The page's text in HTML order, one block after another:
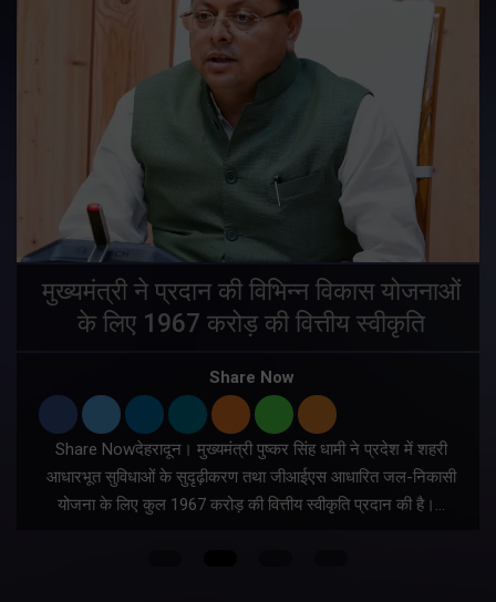
मुख्यमंत्री ने प्रदान की विभिन्न विकास योजनाओं
के लिए 1967 करोड़ की वित्तीय स्वीकृति
Share Now
Share Nowदेहरादून। मुख्यमंत्री पुष्कर सिंह धामी ने प्रदेश में शहरी
आधारभूत सुविधाओं के सुदृढ़ीकरण तथा जीआईएस आधारित जल-निकासी
योजना के लिए कुल 1967 करोड़ की वित्तीय स्वीकृति प्रदान की है।…